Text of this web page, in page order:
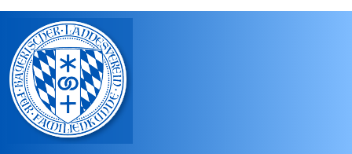
Direkt zum Inhalt